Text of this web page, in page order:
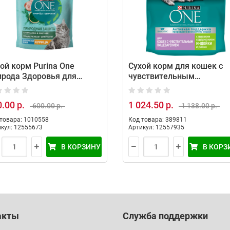
корм Purina One
Здоровья для
кошек с курицей,
р. 600.00 р.
1010558
12555673
В КОРЗИНУ
Сухой корм для кошек с
чувствительным
пищеварением с
1 024.50 р. 1 138.00 р.
Код товара: 389811
Артикул: 12557935
В
Служба поддержки